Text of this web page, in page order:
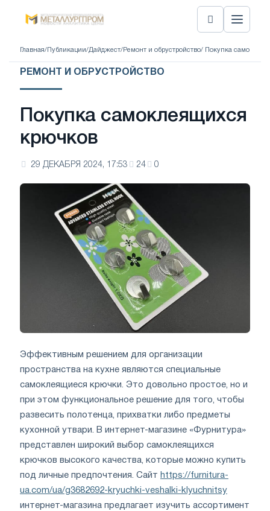
Главная/ Публикации/Дайджест/ Ремонт и обрустройство/ Покупка
РЕМОНТ И ОБРУСТРОЙСТВО
Покупка самоклеящихся
крючков
29 ДЕКАБРЯ 2024, 17:53 24 0
Эффективным решением для организации
пространства на кухне являются специальные
самоклеящиеся крючки. Это довольно простое, но и
при этом функциональное решение для того, чтобы
развесить полотенца, прихватки либо предметы
кухонной утвари. В интернет-магазине «Фурнитура»
представлен широкий выбор самоклеящихся
крючков высокого качества, которые можно купить
под личные предпочтения. Сайт https://furnitura-
ua.com/ua/g3682692-kryuchki-veshalki-klyuchnitsy
интернет-магазина предлагает изучить ассортимент